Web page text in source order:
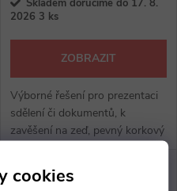
cookies
Skladem doručíme do 17. 8.
2026 3 ks
ZOBRAZIT
Výborné řešení pro prezentaci
sdělení či dokumentů, k
zavěšení na zeď, pevný korkový
připevnění pomocí připínáčků